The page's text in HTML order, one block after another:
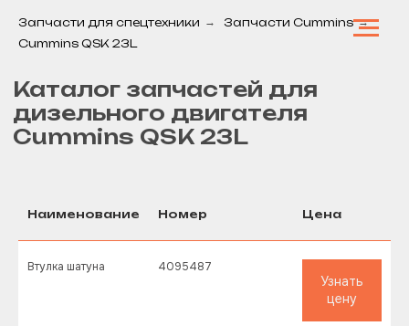
Запчасти для спецтехники → Запчасти Cummins →
Cummins QSK 23L
дизельного двигателя
Cummins QSK 23L
Наименование Номер Цена
Втулка шатуна 4095487
Узнать
цену